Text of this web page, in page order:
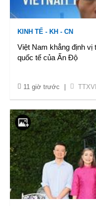
KINH TẾ - KH - CN
Việt Nam khẳng định
quốc tế của Ấn Độ
11 giờ trước